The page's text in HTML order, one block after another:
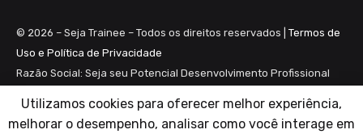
© 2026 – Seja Trainee – Todos os direitos reservados | Termos de
Uso e Política de Privacidade
Razão Social: Seja seu Potencial Desenvolvimento Profissional
CNPJ: 28.461.983/0001-82
Utilizamos cookies para oferecer melhor experiência,
melhorar o desempenho, analisar como você interage em